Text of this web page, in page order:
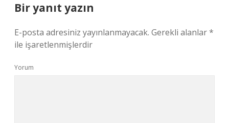
Bir yanıt yazın
E-posta adresiniz yayınlanmayacak. Gerekli alanlar*
ile işaretlenmişlerdir
Yorum